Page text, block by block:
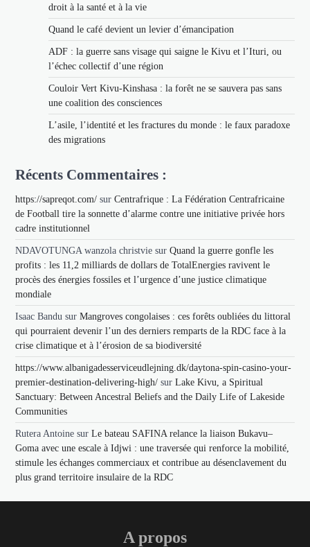
droit à la santé et à la vie
Quand le café devient un levier d’émancipation
ADF : la guerre sans visage qui saigne le Kivu et l’Ituri, ou
l’échec collectif d’une région
Couloir Vert Kivu-Kinshasa : la forêt ne se sauvera pas sans
une coalition des consciences
L’asile, l’identité et les fractures du monde : le faux paradoxe
des migrations
Récents Commentaires :
https://sapreqot.com/ surCentrafrique : La Fédération Centrafricaine
de Football tire la sonnette d’alarme contre une initiative privée hors
cadre institutionnel
NDAVOTUNGA wanzola christvie surQuand la guerre gonfle les
profits : les 11,2 milliards de dollars de TotalEnergies ravivent le
procès des énergies fossiles et l’urgence d’une justice climatique
mondiale
Isaac Bandu surMangroves congolaises : ces forêts oubliées du littoral
qui pourraient devenir l’un des derniers remparts de la RDC face à la
crise climatique et à l’érosion de sa biodiversité
https://www.albanigadesserviceudlejning.dk/daytona-spin-casino-your-
premier-destination-delivering-high/ surLake Kivu, a Spiritual
Sanctuary: Between Ancestral Beliefs and the Daily Life of Lakeside
Communities
Rutera Antoine surLe bateau SAFINA relance la liaison Bukavu–
Goma avec une escale à Idjwi : une traversée qui renforce la mobilité,
stimule les échanges commerciaux et contribue au désenclavement du
plus grand territoire insulaire de la RDC
A propos